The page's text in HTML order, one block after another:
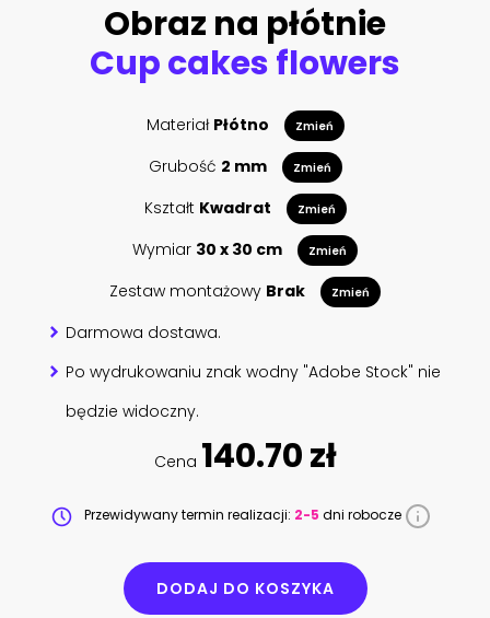
Obraz na płótnie
Cup cakes flowers
Materiał Płótno Zmień
Grubość 2 mm Zmień
Kształt Kwadrat Zmień
Wymiar 30 x 30 cm Zmień
Zestaw montażowy Brak Zmień
Darmowa dostawa.
Po wydrukowaniu znak wodny "Adobe Stock" nie
będzie widoczny.
Cena 140.70 zł
Przewidywany termin realizacji: 2-5 dni robocze
DODAJ DO KOSZYKA